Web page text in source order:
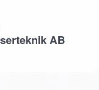
AB